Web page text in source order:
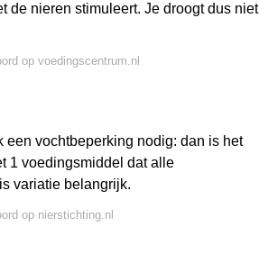
de nieren stimuleert. Je droogt dus niet
op voedingscentrum.nl
vochtbeperking nodig: dan is het
1 voedingsmiddel dat alle
variatie belangrijk.
op nierstichting.nl